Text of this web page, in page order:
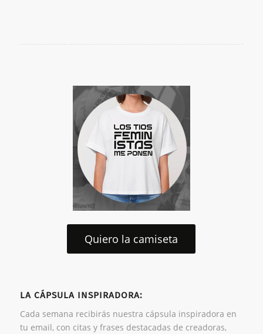
Quiero la camiseta
LA CÁPSULA INSPIRADORA:
Cada semana recibirás nuestra cápsula inspiradora en
tu email, con citas y frases destacadas de creadoras,